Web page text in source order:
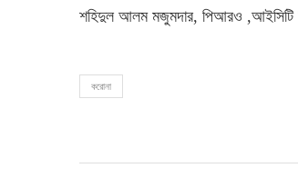
শহিদুল আলম মজুমদার, পিআরও
করোনা